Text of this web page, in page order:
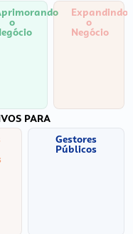
o
Expandindo
o
Negócio
PARA
Gestores
Públicos